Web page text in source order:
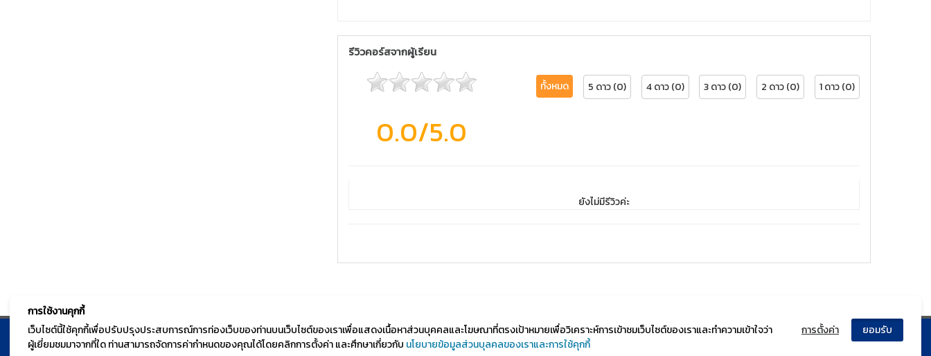
รีวิวคอร์สจากผู้เรียน
0.0/5.0
ทั้งหมด 5 ดาว (0) 4 ดาว (0) 3 ดาว (0) 2 ดาว (0) 1 ดาว (0)
ยังไม่มีรีวิวค่ะ
การใช้งานคุกกี้
เว็บไซต์นี้ใช้คุกกี้เพื่อปรับปรุงประสบการณ์การท่องเว็บของท่านบนเว็บไซต์ของเราเพื่อแสดงเนื้อหาส่วนบุคคลและโฆษณาที่ตรงเป้าหมายเพื่อวิเคราะห์การเข้าชมเว็บไซต์ของเราและทำความเข้าใจว่า
ผู้เยี่ยมชมมาจากที่ใด ท่านสามารถจัดการค่ากำหนดของคุณได้โดยคลิกการตั้งค่า และศึกษาเกี่ยวกับ นโยบายข้อมูลส่วนบุลคลของเราและการใช้คุกกี้
การตั้งค่า
© TGURU.online 2026 All right reserved. v1.0 Powered by Course Square